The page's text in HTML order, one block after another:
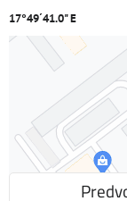
17°49´41.0" E
Externý